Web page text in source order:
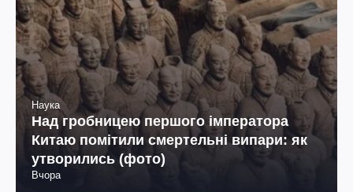
Наука
Над гробницею першого імператора
Китаю помітили смертельні випари: як
утворились (фото)
Вчора